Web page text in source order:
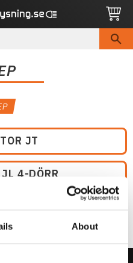
About
JT
4-DÖRR